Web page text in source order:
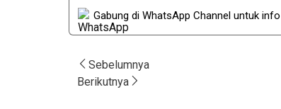
Gabung di WhatsApp Channel untuk
Post
Sebelumnya
Berikutnya